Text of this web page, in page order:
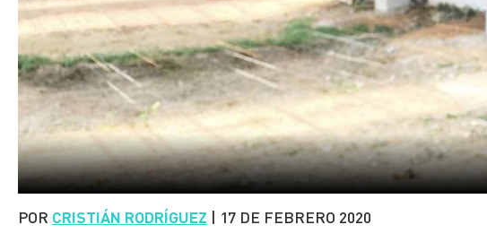
POR CRISTIÁN RODRÍGUEZ | 17 DE FEBRERO 2020